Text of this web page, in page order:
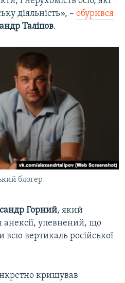
діяльність», – обурився
Таліпов.
блогер
Горний, який
анексії, упевнений, що
вертикаль російської
кришував